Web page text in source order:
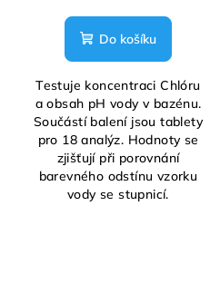
Do košíku
Testuje koncentraci Chlóru
a obsah pH vody v bazénu.
Součástí balení jsou tablety
pro 18 analýz. Hodnoty se
zjišťují při porovnání
barevného odstínu vzorku
vody se stupnicí.